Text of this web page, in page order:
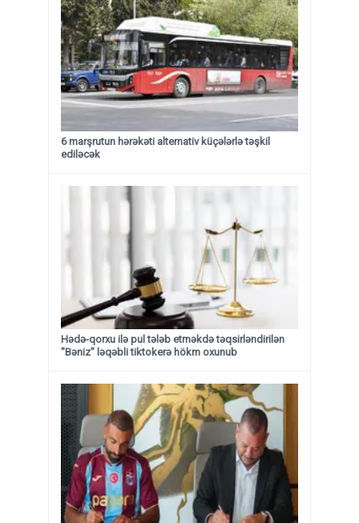
6 marşrutun hərəkəti alternativ küçələrlə təşkil
ediləcək
Hədə-qorxu ilə pul tələb etməkdə təqsirləndirilən
"Bəniz" ləqəbli tiktokerə hökm oxunub